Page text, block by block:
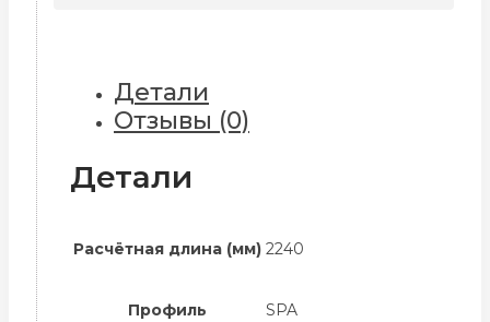
Детали
Отзывы (0)
Детали
Расчётная длина (мм) 2240
Профиль SPA